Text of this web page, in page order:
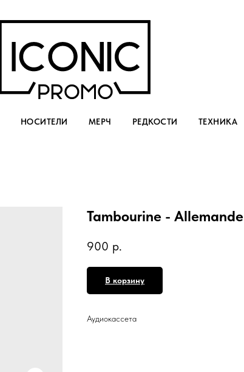
НОСИТЕЛИ МЕРЧ РЕДКОСТИ ТЕХНИКА
Tambourine - Allemande
900 р.
В корзину
Аудиокассета